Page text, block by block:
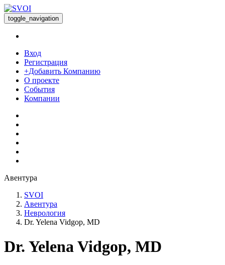
toggle_navigation
Вход
Регистрация
+Добавить Компанию
О проекте
События
Компании
Авентура
SVOI
Авентура
Неврология
Dr. Yelena Vidgop, MD
Dr. Yelena Vidgop, MD